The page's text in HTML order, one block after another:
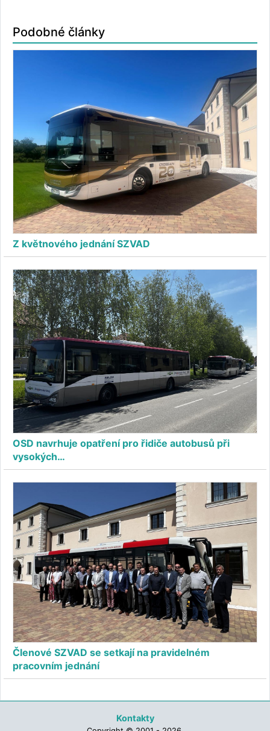
Podobné články
Z květnového jednání SZVAD
OSD navrhuje opatření pro řidiče autobusů při
vysokých…
Členové SZVAD se setkají na pravidelném
pracovním jednání
Kontakty